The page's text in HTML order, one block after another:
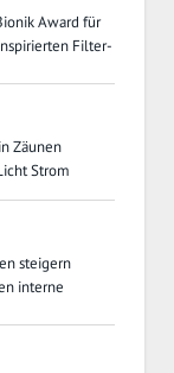
Award für
Filter-
Zäunen
Strom
steigern
interne